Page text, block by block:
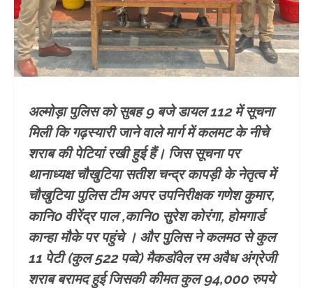
अल्मोड़ा पुलिस को सुबह 9 बजे डायल 112 में सूचना
मिली कि गढ़स्यारी जाने वाले मार्ग में कलमट के नीचे
शराब की पेटियां रखी हुई हैं। जिस सूचना पर
थानाध्यक्ष चौखुटिया सतीश चन्द्र कापड़ी के नेतृत्व में
चौखुटिया पुलिस टीम अपर उपनिरीक्षक गणेश कुमार,
कानि0 वीरेंद्र पाल ,कानि0 सुरेश कोरंगा, होमगार्ड
कान्हा मौके पर पहुंचे । और पुलिस ने कलमठ से कुल
11 पेटी (कुल 522 पव्वे) मैकडॉवेल रम अवैध अंग्रेजी
शराब बरामद हुई जिसकी कीमत कुल 94,000 रुपये